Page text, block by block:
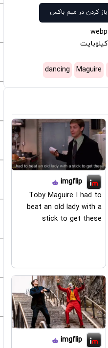
باز کردن در میم باکس
Maguire
dancing
imgflip
Toby Maguire I had to
beat an old lady with a
stick to get these
imgflip